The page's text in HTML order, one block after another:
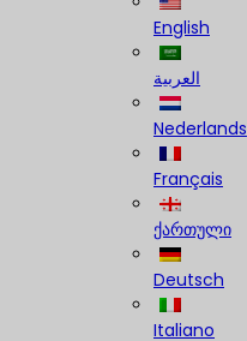
English
العربية
Nederlands
Français
ქართული
Deutsch
Italiano